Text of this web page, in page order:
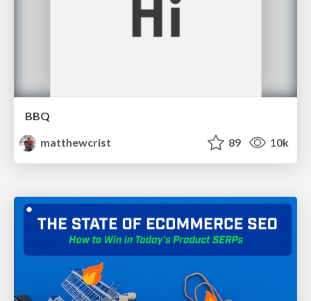
BBQ
matthewcrist
89 10k